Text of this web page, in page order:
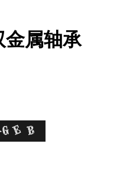
金属轴承